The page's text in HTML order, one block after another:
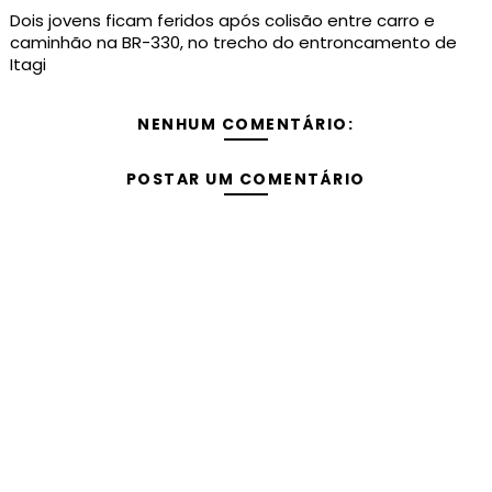
Dois jovens ficam feridos após colisão entre carro e
caminhão na BR-330, no trecho do entroncamento de
Itagi
NENHUM COMENTÁRIO:
POSTAR UM COMENTÁRIO